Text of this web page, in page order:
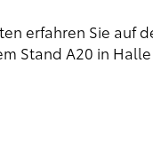
erfahren Sie auf
Stand A20 in Halle